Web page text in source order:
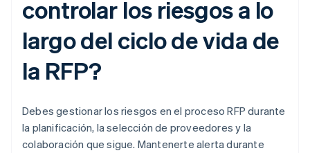
controlar los riesgos a lo
largo del ciclo de vida de
la RFP?
Debes gestionar los riesgos en el proceso RFP durante
la planificación, la selección de proveedores y la
colaboración que sigue. Mantenerte alerta durante